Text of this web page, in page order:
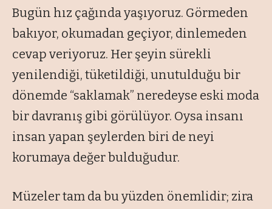
Bugün hız çağında yaşıyoruz. Görmeden
bakıyor, okumadan geçiyor, dinlemeden
cevap veriyoruz. Her şeyin sürekli
yenilendiği, tüketildiği, unutulduğu bir
dönemde “saklamak” neredeyse eski moda
bir davranış gibi görülüyor. Oysa insanı
insan yapan şeylerden biri de neyi
korumaya değer bulduğudur.
Müzeler tam da bu yüzden önemlidir; zira